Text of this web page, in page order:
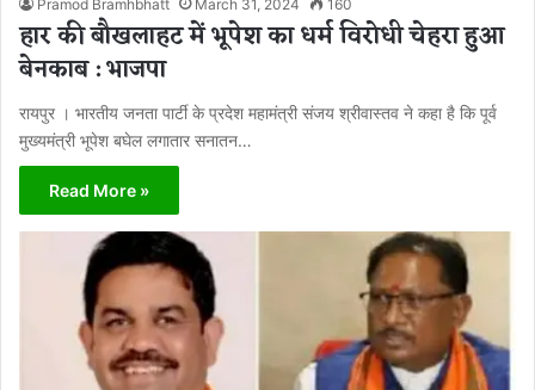
Pramod Bramhbhatt March 31, 2024 160
हार की बौखलाहट में भूपेश का धर्म विरोधी चेहरा हुआ
बेनकाब : भाजपा
रायपुर । भारतीय जनता पार्टी के प्रदेश महामंत्री संजय श्रीवास्तव ने कहा है कि पूर्व
मुख्यमंत्री भूपेश बघेल लगातार सनातन…
Read More »